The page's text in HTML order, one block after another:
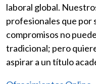
laboral global.
profesionales que por
compromisos no
tradicional; pero
aspirar a un título